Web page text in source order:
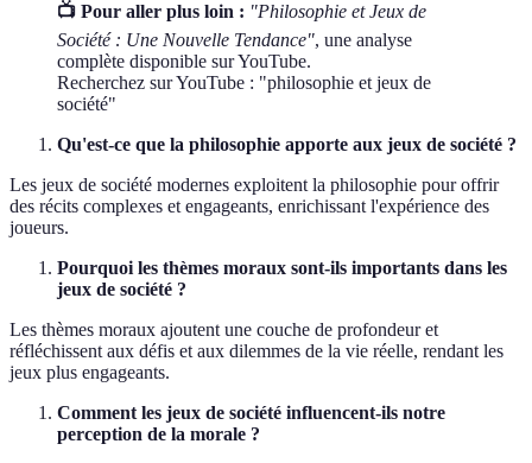
📺 Pour aller plus loin : "Philosophie et Jeux de
Société : Une Nouvelle Tendance", une analyse
complète disponible sur YouTube.
Recherchez sur YouTube : "philosophie et jeux de
société"
Qu'est-ce que la philosophie apporte aux jeux de société ?
Les jeux de société modernes exploitent la philosophie pour offrir
des récits complexes et engageants, enrichissant l'expérience des
joueurs.
Pourquoi les thèmes moraux sont-ils importants dans les
jeux de société ?
Les thèmes moraux ajoutent une couche de profondeur et
réfléchissent aux défis et aux dilemmes de la vie réelle, rendant les
jeux plus engageants.
Comment les jeux de société influencent-ils notre
perception de la morale ?